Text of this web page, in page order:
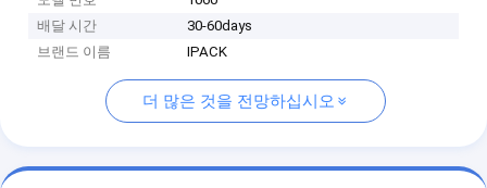
배달 시간
30-60days
브랜드 이름
IPACK
더 많은 것을 전망하십시오